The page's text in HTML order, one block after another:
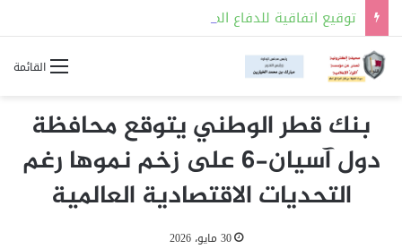
القائمة
بنك قطر الوطني يتوقع محافظة
دول آسيان-6 على زخم نموها رغم
التحديات الاقتصادية العالمية
30 مايو، 2026